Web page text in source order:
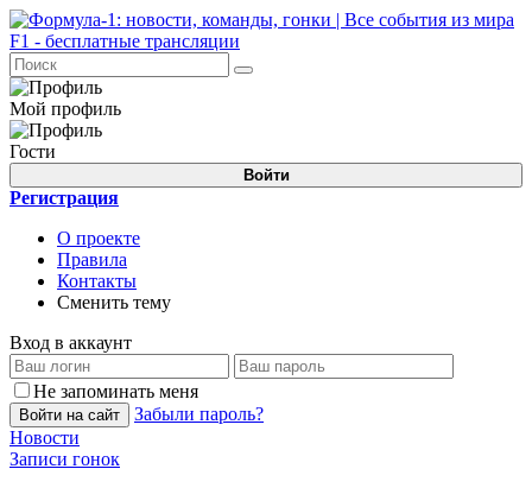
Мой профиль
Гости
Войти
Регистрация
О проекте
Правила
Контакты
Сменить тему
Вход в аккаунт
Не запоминать меня
Войти на сайт
Забыли пароль?
Новости
Записи гонок